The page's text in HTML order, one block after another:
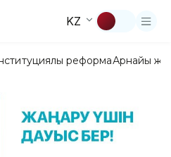
KZ
реформаАрнайы